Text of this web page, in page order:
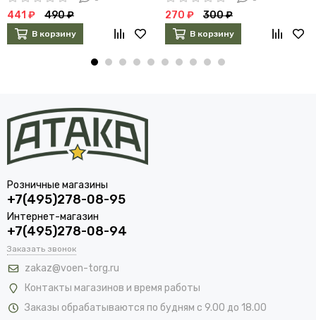
441 ₽ 490 ₽
В корзину
270 ₽ 300 ₽
В корзину
Розничные магазины
+7(495)278-08-95
Интернет-магазин
+7(495)278-08-94
Заказать звонок
zakaz@voen-torg.ru
Контакты магазинов и время работы
Заказы обрабатываются по будням с 9.00 до 18.00